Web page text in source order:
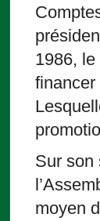
1986,
Sur son
moyen